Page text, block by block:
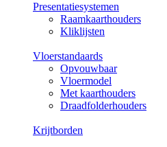
Presentatiesystemen
Raamkaarthouders
Kliklijsten
Vloerstandaards
Opvouwbaar
Vloermodel
Met kaarthouders
Draadfolderhouders
Krijtborden